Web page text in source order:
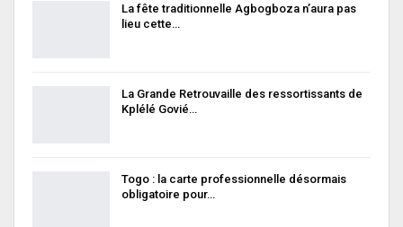
La fête traditionnelle Agbogboza n’aura pas
lieu cette…
La Grande Retrouvaille des ressortissants de
Kplélé Govié…
Togo : la carte professionnelle désormais
obligatoire pour…